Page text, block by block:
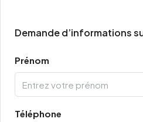
Demande d’informations
Prénom
Téléphone